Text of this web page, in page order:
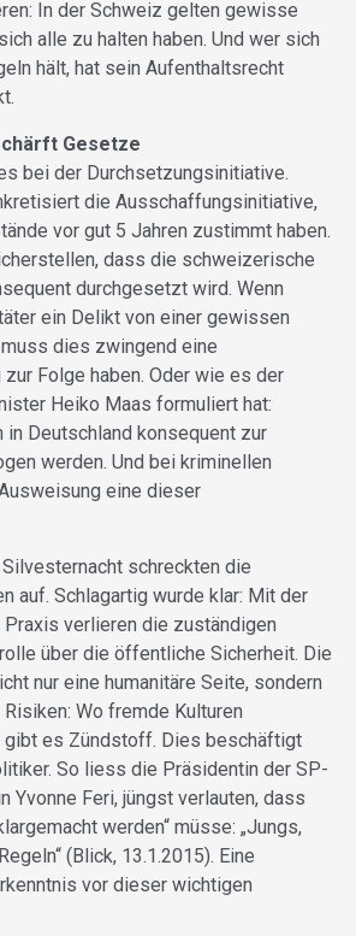
In der Schweiz gelten gewisse
alle zu halten haben. Und wer sich
hält, hat sein Aufenthaltsrecht
Gesetze
bei der Durchsetzungsinitiative.
die Ausschaffungsinitiative,
vor gut 5 Jahren zustimmt haben.
dass die schweizerische
durchgesetzt wird. Wenn
ein Delikt von einer gewissen
dies zwingend eine
Folge haben. Oder wie es der
Heiko Maas formuliert hat:
in Deutschland konsequent zur
werden. Und bei kriminellen
eine dieser
schreckten die
auf. Schlagartig wurde klar: Mit der
verlieren die zuständigen
über die öffentliche Sicherheit. Die
nur eine humanitäre Seite, sondern
Wo fremde Kulturen
gibt es Zündstoff. Dies beschäftigt
So liess die Präsidentin der SP-
Yvonne Feri, jüngst verlauten, dass
werden“ müsse: „Jungs,
(Blick, 13.1.2015). Eine
vor dieser wichtigen